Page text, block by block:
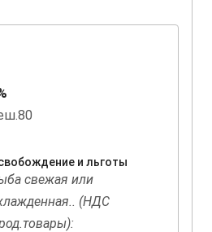
и льготы
свежая или
(НДС